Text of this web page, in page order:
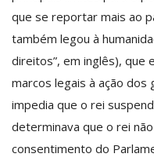
que se reportar mais ao
também legou à
direitos”, em inglês), que
marcos legais à ação
impedia que o rei
determinava que o rei
consentimento do